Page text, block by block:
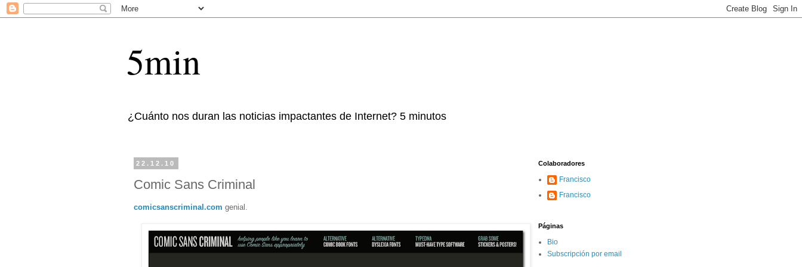
5min
¿Cuánto nos duran las noticias impactantes de Internet? 5 minutos
22.12.10
Comic Sans Criminal
comicsanscriminal.com genial.
Colaboradores
Francisco
Francisco
Páginas
Bio
Subscripción por email